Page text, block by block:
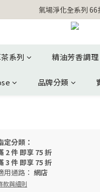
網獨家】首次消費 不限金額 即
網獨家】首次消費 不限金額 即
系列 精油芳香調理
品牌分類
定分類：
2 件 即享 75 折
3 件 即享 75 折
用通路： 網店
款與細則